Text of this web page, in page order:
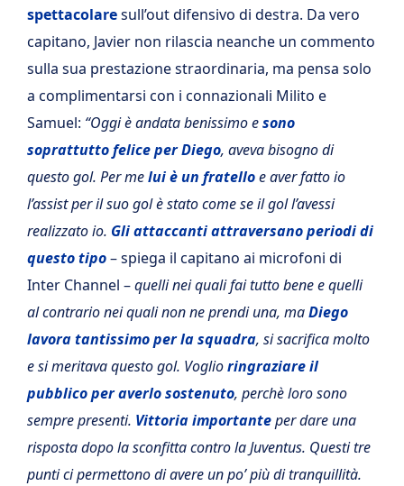
spettacolaresull’out difensivo di destra. Da vero
capitano, Javier non rilascia neanche un commento
sulla sua prestazione straordinaria, ma pensa solo
a complimentarsi con i connazionali Milito e
Samuel: “Oggi è andata benissimo esono
soprattutto felice per Diego, aveva bisogno di
questo gol. Per melui è un fratelloe aver fatto io
l’assist per il suo gol è stato come se il gol l’avessi
realizzato io. Gli attaccanti attraversano periodi di
questo tipo– spiega il capitano ai microfoni di
Inter Channel –quelli nei quali fai tutto bene e quelli
al contrario nei quali non ne prendi una, maDiego
lavora tantissimo per la squadra, si sacrifica molto
e si meritava questo gol. Voglioringraziare il
pubblico per averlo sostenuto, perchè loro sono
sempre presenti. Vittoria importanteper dare una
risposta dopo la sconfitta contro la Juventus. Questi tre
punti ci permettono di avere un po’ più di tranquillità.